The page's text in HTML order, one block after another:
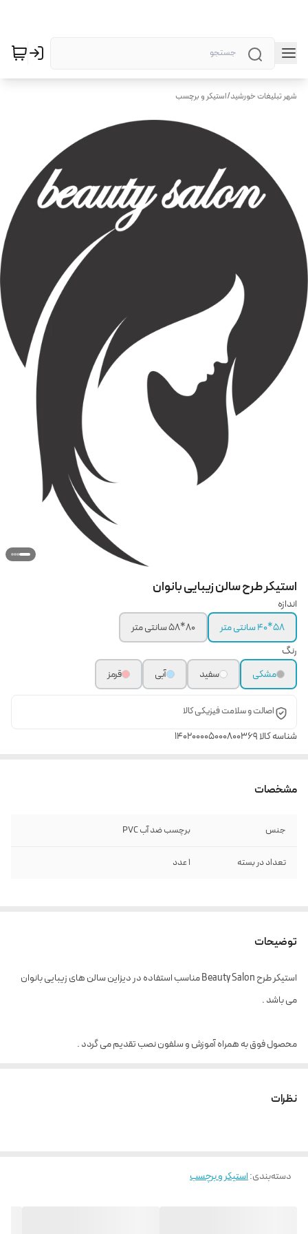
شهر تبلیغات خورشید/استیکر و برچسب
استیکر طرح سالن زیبایی بانوان
اندازه
58*40 سانتی متر
80*58 سانتی متر
رنگ
مشکی
سفید آبی قرمز
اصالت و سلامت فیزیکی کالا
شناسه کالا140200005000800369
مشخصات
جنس برچسب ضد آب PVC
تعداد در بسته 1 عدد
توضیحات
استیکر طرح Beauty Salon مناسب استفاده در دیزاین سالن های زیبایی بانوان
می باشد .
محصول فوق به همراه آموزش و سلفون نصب تقدیم می گردد .
نظرات
دسته‌بندی:استیکر و برچسب